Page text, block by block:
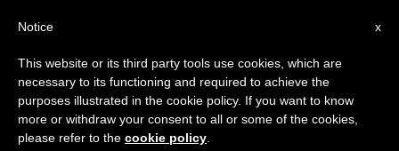
CHIESE LOCALI
x
Notice
This website or its third party tools use cookies, which are
necessary to its functioning and required to achieve the
purposes illustrated in the cookie policy. If you want to know
more or withdraw your consent to all or some of the cookies,
please refer to the cookie policy